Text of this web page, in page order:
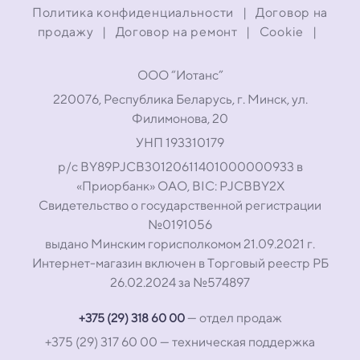
ООО “Иотанс”
220076, Республика Беларусь, г. Минск, ул.
Филимонова, 20
УНП 193310179
р/с BY89PJCB30120611401000000933 в
«Приорбанк» ОАО, BIC: PJCBBY2X
Свидетельство о государственной регистрации
№0191056
выдано Минским горисполкомом 21.09.2021 г.
Интернет-магазин включен в Торговый реестр РБ
26.02.2024 за №574897
+375 (29) 318 60 00— отдел продаж
+375 (29) 317 60 00 — техническая поддержка
Политика конфиденциальности |
Договор на
продажу
| Договор на ремонт | Cookie |